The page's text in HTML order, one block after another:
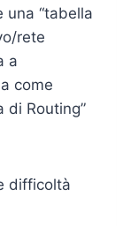
una “tabella
rete
a
come
di Routing”
difficoltà